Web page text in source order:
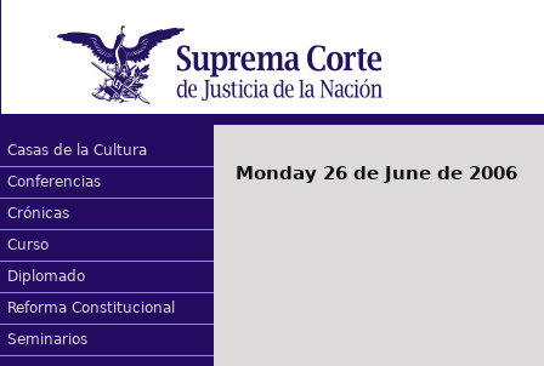
Casas de la Cultura
Conferencias
Crónicas
Curso
Diplomado
Reforma Constitucional
Seminarios
Monday 26 de June de 2006